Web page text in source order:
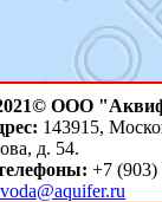
ООО
143915,
д. 54.
+7 (903)
voda@aquifer.ru